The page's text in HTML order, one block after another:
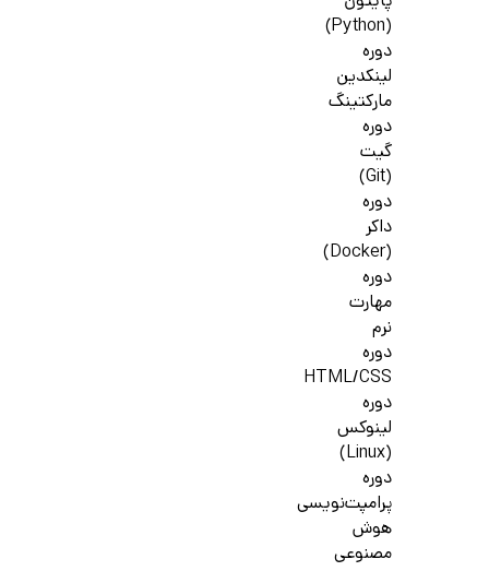
(Python)
دوره
لینکدین
مارکتینگ
دوره
گیت
(Git)
دوره
داکر
(Docker)
دوره
مهارت
نرم
دوره
HTML/CSS
دوره
لینوکس
(Linux)
دوره
پرامپت‌نویسی
هوش
مصنوعی